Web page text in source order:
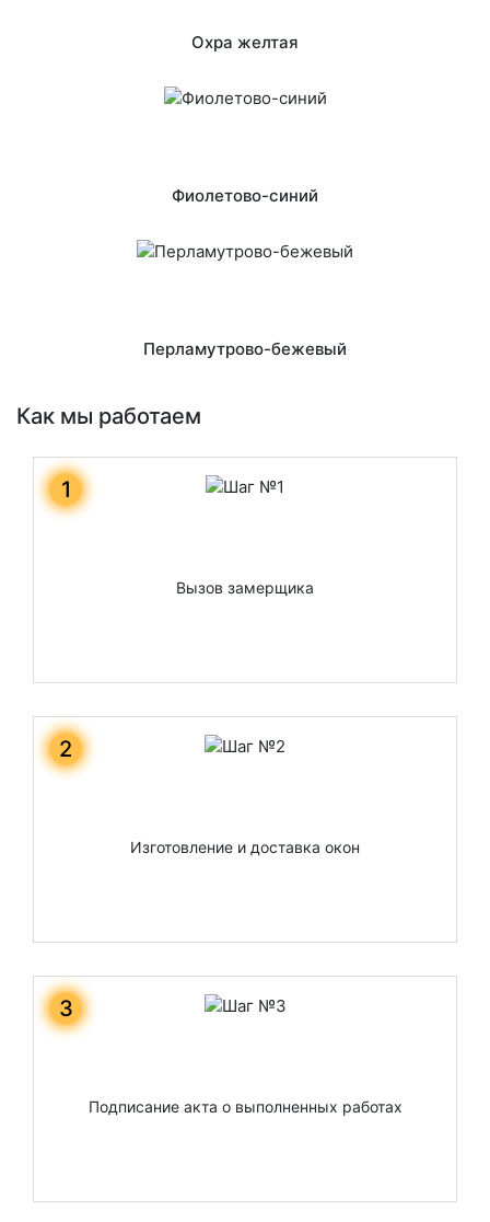
Охра желтая
Фиолетово-синий
Перламутрово-бежевый
Как мы работаем
Вызов замерщика
1
Изготовление и доставка окон
2
Подписание акта о выполненных работах
3